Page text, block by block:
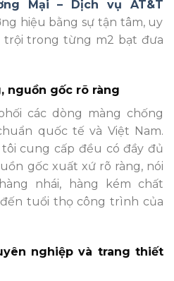
Mại – Dịch vụ AT&T
hiệu bằng sự tận tâm, uy
trong từng m2 bạt đưa
nguồn gốc rõ ràng
các dòng màng chống
quốc tế và Việt Nam.
cung cấp đều có đầy đủ
gốc xuất xứ rõ ràng, nói
nhái, hàng kém chất
tuổi thọ công trình của
nghiệp và trang thiết